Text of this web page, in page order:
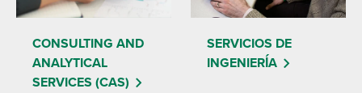
CONSULTING AND
ANALYTICAL
SERVICES (CAS)
SERVICIOS DE
INGENIERÍA